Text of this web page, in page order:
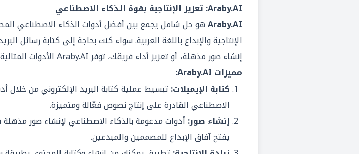
Araby.AI: تعزيز الإنتاجية بقوة الذكاء الاصطناعي
Araby.AIهو حل شامل يجمع بين أفضل أدوات الذكاء الاصطناعي
الإنتاجية والإبداع باللغة العربية. سواء كنت بحاجة إلى كتابة رسائل
إنشاء صور مذهلة، أو تعزيز أداء فريقك، توفر Araby.AI الأدوات المثالية لتحقيق ذلك.
مميزات Araby.AI:
كتابة الإيميلات: تبسيط عملية كتابة البريد الإلكتروني من خلال
الاصطناعي القادرة على إنتاج نصوص فعّالة ومتميزة.
إنشاء صور: أدوات مدعومة بالذكاء الاصطناعي لإنشاء صور
يفتح آفاق الإبداع للمصممين والمبدعين.